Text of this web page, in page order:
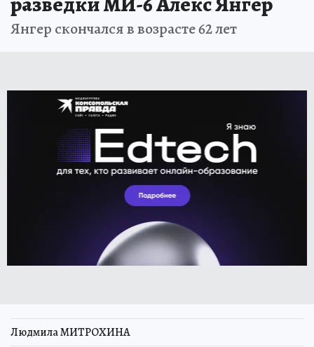
Янгер скончался в возрасте 62 лет
Людмила МИТРОХИНА